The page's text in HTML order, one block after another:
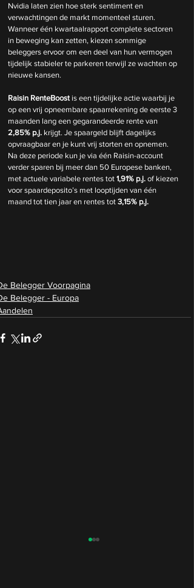
Nvidia laten zien hoe sterk sentiment en
verwachtingen de markt momenteel sturen.
Wanneer één kwartaalrapport complete sectoren
in beweging kan zetten, kiezen sommige
beleggers ervoor om een deel van hun vermogen
tijdelijk stabieler te parkeren terwijl ze wachten op
nieuwe kansen.
Raisin RenteBoost is een tijdelijke actie waarbij je
op een vrij opneembare spaarrekening de eerste 3
maanden lang een gegarandeerde rente van
2,85% p.j. krijgt. Je spaargeld blijft dagelijks
opvraagbaar en je kunt vrij storten en opnemen.
Na deze periode kun je via één Raisin-account
verder sparen bij meer dan 50 Europese banken,
met actuele variabele rentes tot 1,91% p.j. of kiezen
voor spaardeposito’s met looptijden van één
maand tot tien jaar en rentes tot 3,15% p.j.
Belegger Voorpagina
Belegger - Europa